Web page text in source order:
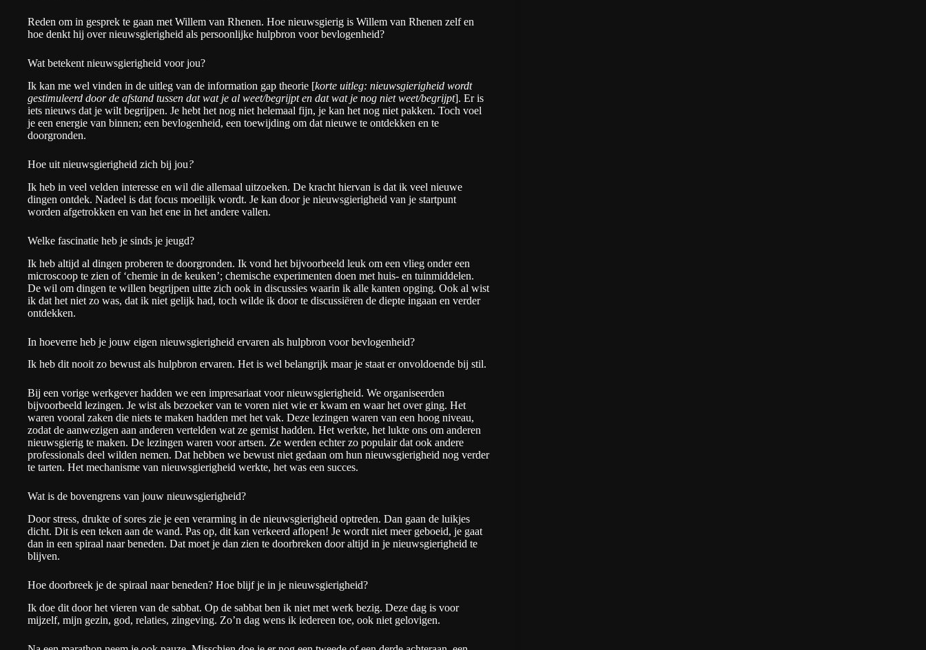
Reden om in gesprek te gaan met Willem van Rhenen. Hoe nieuwsgierig is Willem van Rhenen zelf en
hoe denkt hij over nieuwsgierigheid als persoonlijke hulpbron voor bevlogenheid?
Wat betekent nieuwsgierigheid voor jou?
Ik kan me wel vinden in de uitleg van de information gap theorie [korte uitleg: nieuwsgierigheid wordt
gestimuleerd door de afstand tussen dat wat je al weet/begrijpt en dat wat je nog niet weet/begrijpt]. Er is
iets nieuws dat je wilt begrijpen. Je hebt het nog niet helemaal fijn, je kan het nog niet pakken. Toch voel
je een energie van binnen; een bevlogenheid, een toewijding om dat nieuwe te ontdekken en te
doorgronden.
Hoe uit nieuwsgierigheid zich bij jou?
Ik heb in veel velden interesse en wil die allemaal uitzoeken. De kracht hiervan is dat ik veel nieuwe
dingen ontdek. Nadeel is dat focus moeilijk wordt. Je kan door je nieuwsgierigheid van je startpunt
worden afgetrokken en van het ene in het andere vallen.
Welke fascinatie heb je sinds je jeugd?
Ik heb altijd al dingen proberen te doorgronden. Ik vond het bijvoorbeeld leuk om een vlieg onder een
microscoop te zien of ‘chemie in de keuken’; chemische experimenten doen met huis- en tuinmiddelen.
De wil om dingen te willen begrijpen uitte zich ook in discussies waarin ik alle kanten opging. Ook al wist
ik dat het niet zo was, dat ik niet gelijk had, toch wilde ik door te discussiëren de diepte ingaan en verder
ontdekken.
In hoeverre heb je jouw eigen nieuwsgierigheid ervaren als hulpbron voor bevlogenheid?
Ik heb dit nooit zo bewust als hulpbron ervaren. Het is wel belangrijk maar je staat er onvoldoende bij stil.
Bij een vorige werkgever hadden we een impresariaat voor nieuwsgierigheid. We organiseerden
bijvoorbeeld lezingen. Je wist als bezoeker van te voren niet wie er kwam en waar het over ging. Het
waren vooral zaken die niets te maken hadden met het vak. Deze lezingen waren van een hoog niveau,
zodat de aanwezigen aan anderen vertelden wat ze gemist hadden. Het werkte, het lukte ons om anderen
nieuwsgierig te maken. De lezingen waren voor artsen. Ze werden echter zo populair dat ook andere
professionals deel wilden nemen. Dat hebben we bewust niet gedaan om hun nieuwsgierigheid nog verder
te tarten. Het mechanisme van nieuwsgierigheid werkte, het was een succes.
Wat is de bovengrens van jouw nieuwsgierigheid?
Door stress, drukte of sores zie je een verarming in de nieuwsgierigheid optreden. Dan gaan de luikjes
dicht. Dit is een teken aan de wand. Pas op, dit kan verkeerd aflopen! Je wordt niet meer geboeid, je gaat
dan in een spiraal naar beneden. Dat moet je dan zien te doorbreken door altijd in je nieuwsgierigheid te
blijven.
Hoe doorbreek je de spiraal naar beneden? Hoe blijf je in je nieuwsgierigheid?
Ik doe dit door het vieren van de sabbat. Op de sabbat ben ik niet met werk bezig. Deze dag is voor
mijzelf, mijn gezin, god, relaties, zingeving. Zo’n dag wens ik iedereen toe, ook niet gelovigen.